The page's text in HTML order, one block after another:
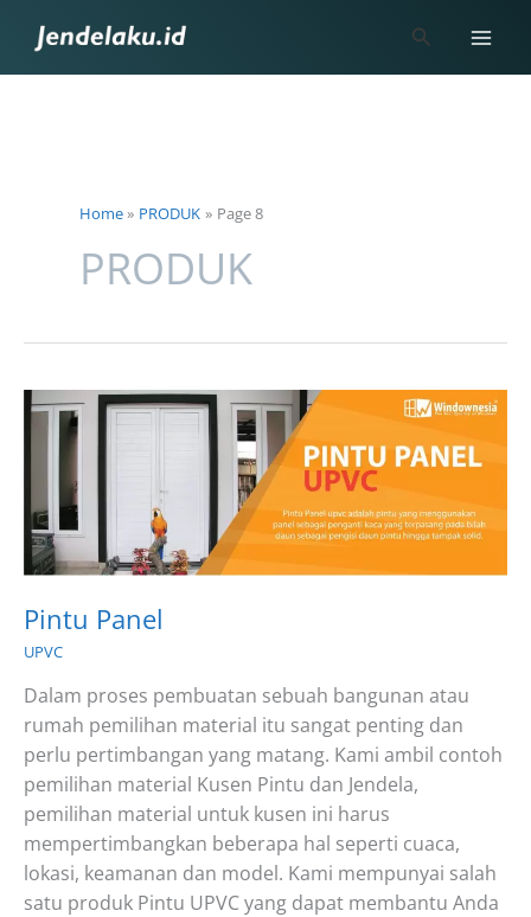
content
Search
Home PRODUK Page 8
PRODUK
Pintu Panel
UPVC
Dalam proses pembuatan sebuah bangunan atau
rumah pemilihan material itu sangat penting dan
perlu pertimbangan yang matang. Kami ambil contoh
pemilihan material Kusen Pintu dan Jendela,
pemilihan material untuk kusen ini harus
mempertimbangkan beberapa hal seperti cuaca,
lokasi, keamanan dan model. Kami mempunyai salah
satu produk Pintu UPVC yang dapat membantu Anda